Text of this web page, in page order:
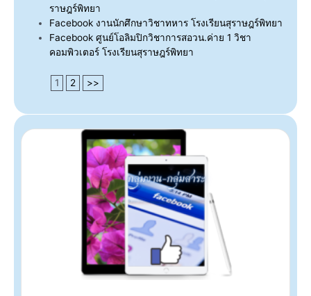
ราษฎร์พิทยา
Facebook งานนักศึกษาวิชาทหาร โรงเรียนสุราษฎร์พิทยา
Facebook ศูนย์โอลิมปิกวิชาการสอวน.ค่าย 1 วิชา
คอมพิวเตอร์ โรงเรียนสุราษฎร์พิทยา
1 2 >>